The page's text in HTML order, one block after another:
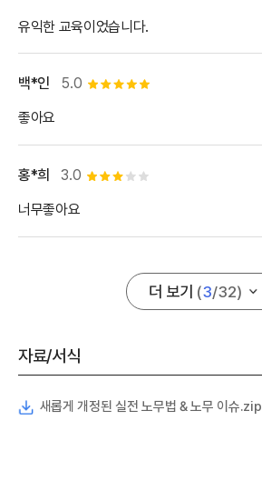
유익한 교육이었습니다.
5.0 별점 5개
백*인
좋아요
3.0 별점 3개
홍*희
너무좋아요
더 보기 (3/32)
자료/서식
새롭게 개정된 실전 노무법 & 노무 이슈.zip